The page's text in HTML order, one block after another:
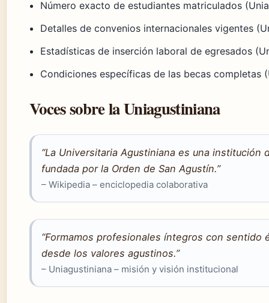
Número exacto de estudiantes matriculados
Detalles de convenios internacionales vigentes
Estadísticas de inserción laboral de egresados
Condiciones específicas de las becas completas
Voces sobre la Uniagustiniana
“La Universitaria Agustiniana es una
fundada por la Orden de San Agustín.”
– Wikipedia – enciclopedia colaborativa
“Formamos profesionales íntegros con
desde los valores agustinos.”
– Uniagustiniana – misión y visión institucional